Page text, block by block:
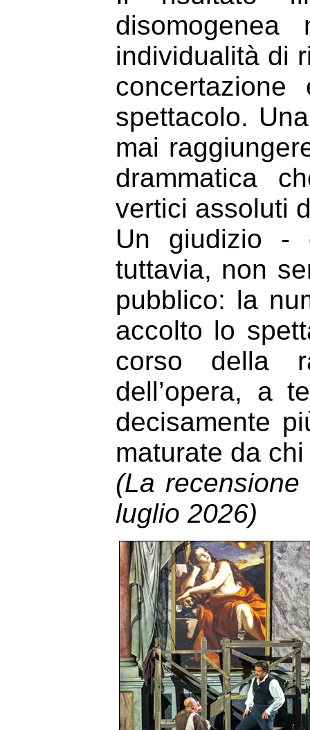
individualità di
spettacolo.
mai
drammatica
vertici assoluti
Un giudizio -
tuttavia, non
pubblico: la
accolto lo
corso della
dell’opera, a
decisamente
maturate da
(La
luglio 2026)